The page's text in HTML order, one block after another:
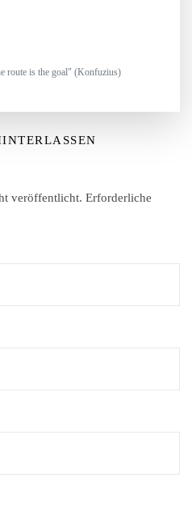
route is the goal" (Konfuzius)
veröffentlicht. Erforderliche